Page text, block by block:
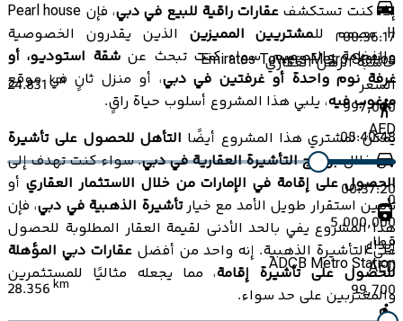
إذا كنت تستكشف عقارات راقية للبيع في دبي
، فإن Pearl house
II مصمم للـ
مشتريين المميزين الذين يقدرون الخصوصية
والفخامة والتصميم. سواء كنت تبحث عنشقة استوديو، أو
غرفة نوم واحدة أو غرفتين في دبي، أو منزل ثانٍ في موقع
مرغوب فيه، يلبي هذا المشروع أسلوب حياة راقٍ.
يمكن لمشتري هذا المشروع أيضًا التأهل للحصول على تأشيرة
من خلالبرنامج التأشيرة العقارية في دبي. سواء كنت تهدف إلى
الحصول على إقامة في الإمارات من خلال الاستثمار العقاري أو
تأمين استقرار طويل الأمد مع خيارتأشيرة الذهبية في دبي، فإن
هذا المشروع يفي بالحد الأدنى لقيمة العقار المطلوبة للحصول
على التأشيرة الذهبية. إنه واحد من أفضل عقارات دبي المؤهلة
للحصول على تأشيرة إقامة، مما يجعله مثاليًا للمستثمرين
والمغتربين على حد سواء.
00:36:17
Emirates Towers Metro Station
24.831 km
05:40:48
00:37:20
قطار
ADCB Metro Station
28.356 km
حاسبة الرهن العقاري
السعر
997,000
AED
0
5,000,000
إيداع
AED
99,700